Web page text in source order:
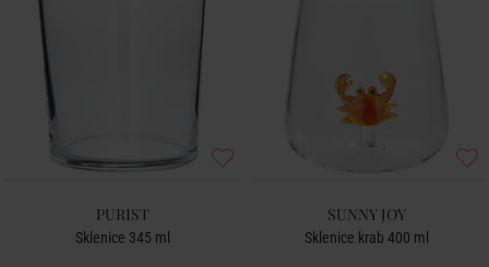
PURIST
Sklenice 345 ml
SUNNY JOY
Sklenice krab 400 ml